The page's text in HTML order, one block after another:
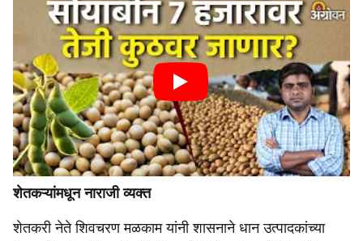
शेतकऱ्यांमधून नाराजी व्यक्त
शेतकरी नेते शिवचरण मळकाम यांनी शासनाने धान उत्पादकांच्या